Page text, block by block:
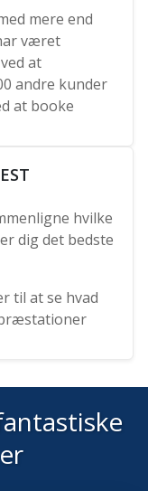
mere end
været
at
andre kunder
at booke
hvilke
dig det bedste
til at se hvad